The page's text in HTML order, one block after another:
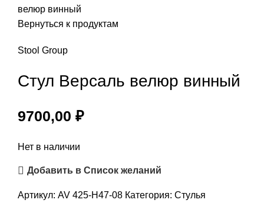
велюр винный
Вернуться к продуктам
Stool Group
Стул Версаль велюр винный
9700,00 ₽
Нет в наличии
Добавить в Список желаний
Артикул: AV 425-H47-08 Категория: Стулья